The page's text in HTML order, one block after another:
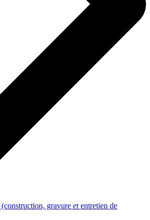
(construction, gravure et entretien de